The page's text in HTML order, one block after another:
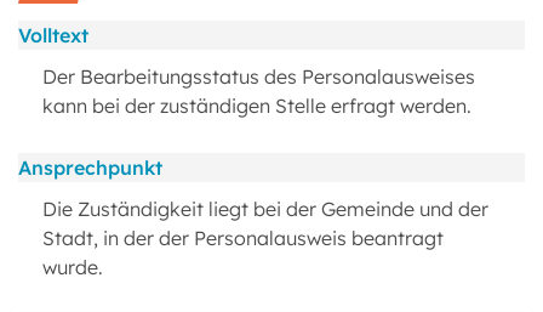
Volltext
Der Bearbeitungsstatus des Personalausweises
kann bei der zuständigen Stelle erfragt werden.
Ansprechpunkt
Die Zuständigkeit liegt bei der Gemeinde und der
Stadt, in der der Personalausweis beantragt
wurde.